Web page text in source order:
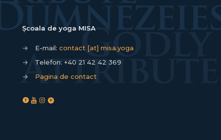
Școala de yoga MISA
→ E-mail: contact [at] misa.yoga
→
Telefon: +40 21 42 42 369
→
Pagina de contact